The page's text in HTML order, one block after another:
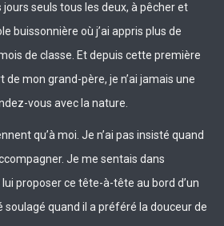
jours seuls tous les deux, à pêcher et
buissonnière où j’ai appris plus de
de classe. Et depuis cette première
mon grand-père, je n’ai jamais une
vous avec la nature.
qu’à moi. Je n’ai pas insisté quand
Je me sentais dans
lui proposer ce tête-à-tête au bord d’un
soulagé quand il a préféré la douceur de